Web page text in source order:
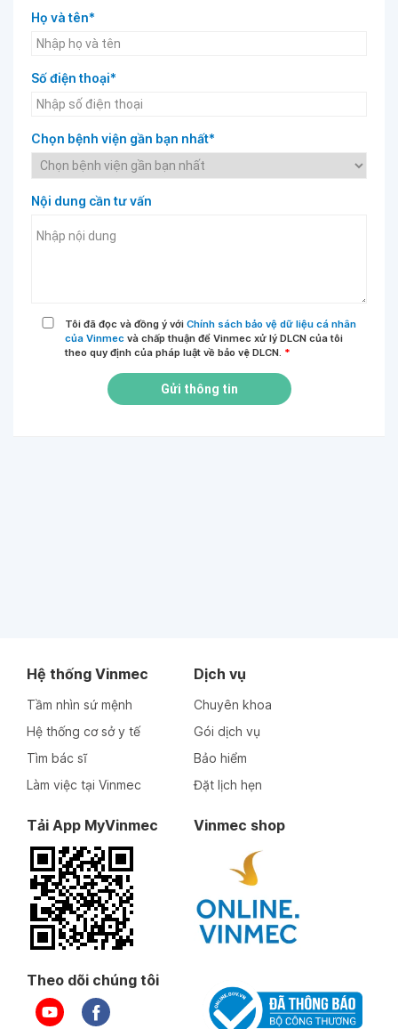
Họ và tên*
Số điện thoại*
Chọn bệnh viện gần bạn nhất*
Nội dung cần tư vấn
Tôi đã đọc và đồng ý với Chính sách bảo vệ dữ liệu cá nhân
của Vinmec và chấp thuận để Vinmec xử lý DLCN của tôi
theo quy định của pháp luật về bảo vệ DLCN. *
Gửi thông tin
Hệ thống Vinmec
Tầm nhìn sứ mệnh
Hệ thống cơ sở y tế
Tìm bác sĩ
Làm việc tại Vinmec
Dịch vụ
Chuyên khoa
Gói dịch vụ
Bảo hiểm
Đặt lịch hẹn
Tải App MyVinmec Vinmec shop
Theo dõi chúng tôi